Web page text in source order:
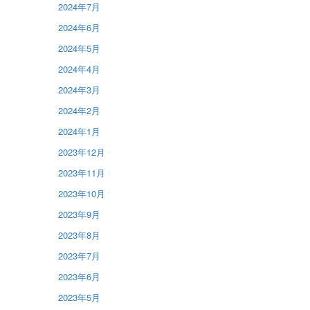
2024年7月
2024年6月
2024年5月
2024年4月
2024年3月
2024年2月
2024年1月
2023年12月
2023年11月
2023年10月
2023年9月
2023年8月
2023年7月
2023年6月
2023年5月